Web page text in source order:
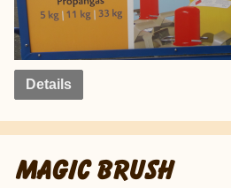
Details
MAGIC BRUSH